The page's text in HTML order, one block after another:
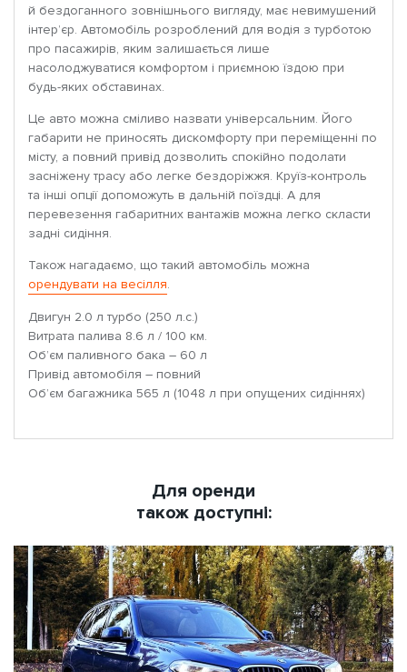
й бездоганного зовнішнього вигляду, має невимушений
інтер’єр. Автомобіль розроблений для водія з турботою
про пасажирів, яким залишається лише
насолоджуватися комфортом і приємною їздою при
будь-яких обставинах.
Це авто можна сміливо назвати універсальним. Його
габарити не приносять дискомфорту при переміщенні по
місту, а повний привід дозволить спокійно подолати
засніжену трасу або легке бездоріжжя. Круїз-контроль
та інші опції допоможуть в дальній поїздці. А для
перевезення габаритних вантажів можна легко скласти
задні сидіння.
Також нагадаємо, що такий автомобіль можна
орендувати на весілля.
Двигун 2.0 л турбо (250 л.с.)
Витрата палива 8.6 л / 100 км.
Об’єм паливного бака – 60 л
Привід автомобіля – повний
Об’єм багажника 565 л (1048 л при опущених сидіннях)
Для оренди
також доступні: